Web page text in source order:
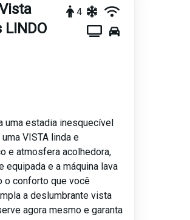
LINDO
4
uma estadia inesquecível
VISTA linda e
e atmosfera acolhedora,
e a máquina lava
o conforto que você
a deslumbrante vista
agora mesmo e garanta